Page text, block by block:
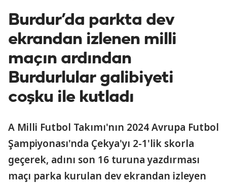
Burdur’da parkta dev
ekrandan izlenen milli
maçın ardından
Burdurlular galibiyeti
coşku ile kutladı
A Milli Futbol Takımı'nın 2024 Avrupa Futbol
Şampiyonası'nda Çekya'yı 2-1'lik skorla
geçerek, adını son 16 turuna yazdırması
maçı parka kurulan dev ekrandan izleyen